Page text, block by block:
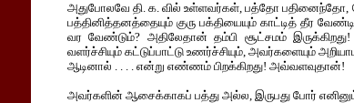
அதுபோலவே தி. க. வில் உள்ளவர்கள், பத்தோ
பத்தினித்தனத்தையும் குரு பக்தியையும் காட்டித் தீர
வர வேண்டும்? அதிலேதான் தம்பி சூட்சமம்
வளர்ச்சியும் கட்டுப்பாட்டு உணர்ச்சியும், அவர்களையும்
ஆடினால் . . . . என்று எண்ணம் பிறக்கிறது! அவ்வளவுதான்!
அவர்களின் ஆசைக்காகப் பத்து அல்ல, இருபது போர்